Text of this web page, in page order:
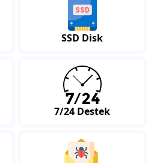
SSD Disk
7/24 Destek